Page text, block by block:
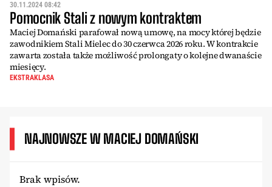
30.11.2024 08:42
Pomocnik Stali z nowym kontraktem
Maciej Domański parafował nową umowę, na mocy której będzie
zawodnikiem Stali Mielec do 30 czerwca 2026 roku. W kontrakcie
zawarta została także możliwość prolongaty o kolejne dwanaście
miesięcy.
EKSTRAKLASA
NAJNOWSZE W MACIEJ DOMAŃSKI
Brak wpisów.